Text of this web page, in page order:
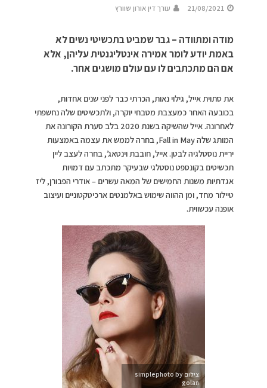
21/08/2021 עורך דין אורון שוורץ
מודה ומתוודה – גבר שמביט בתכשיטי נשים לא
באמת יודע לומר אמירה אינטליגנטית עליהן, אלא
אם הם מתכתבים לו עם עולם מושגים אחר.
את סתוית אייל, גילוי נאות, הכרתי כבר לפני שנים אחדות,
בכובעה האחר כמעצבת מטבחי יוקרה, ולתכשיטים שלה נחשפתי
לאחרונה. אייל שהשיקה בשנת 2020 בלב סערת הקורונה את
המותג שלה Fall in May, בחרה לממש את עצמה באמצעות
יריית נוסטלגיה לבטן. אייל, חובבת וינטאג’, בחרה לעצב ליין
תכשיטים בקונספט נוסטלגי שבעיקר מתכתב עם דמויות
אגדתיות משנות החמישים של המאה עשרים – אודרי הפבורן, ליז
טיילור מחד, ומן ההווה שימוש באלמנטים ארכיטקטוניים ועיצוב
אופנה עכשווית.
צילום simplephoto by
golan